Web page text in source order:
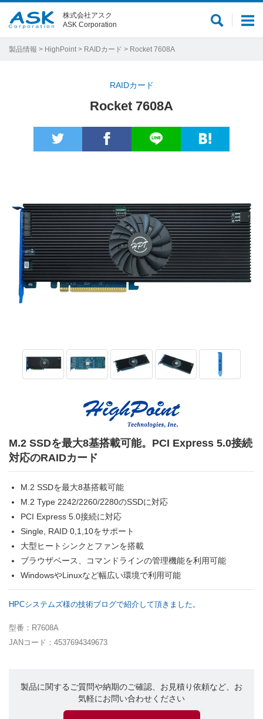
メ
サ
株式会社アスク
ASK Corporation
製品情報 > HighPoint> RAIDカード > Rocket 7608A
RAIDカード
Rocket 7608A
M.2 SSDを最大8基搭載可能。PCI Express 5.0接続
対応のRAIDカード
M.2 SSDを最大8基搭載可能
M.2 Type 2242/2260/2280のSSDに対応
PCI Express 5.0接続に対応
Single, RAID 0,1,10をサポート
大型ヒートシンクとファンを搭載
ブラウザベース、コマンドラインの管理機能を利用可能
WindowsやLinuxなど幅広い環境で利用可能
HPCシステムズ様の技術ブログで紹介して頂きました。
型番：R7608A
JANコード：4537694349673
製品に関するご質問や納期のご確認、お見積り依頼など、お
気軽にお問い合わせください